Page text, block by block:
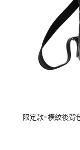
限定款-橫紋後背